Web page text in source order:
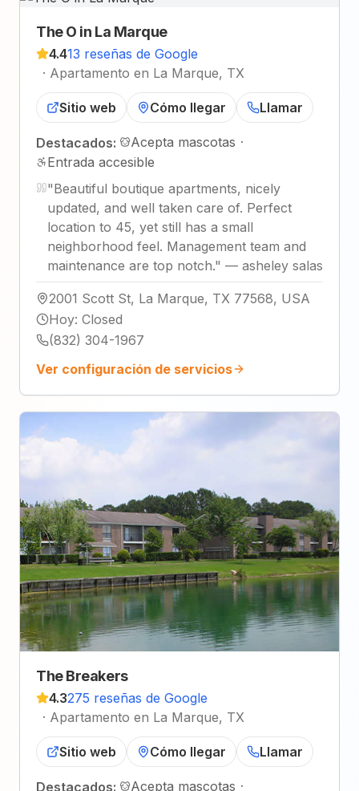
The O in La Marque
4.413 reseñas de Google
· Apartamento en La Marque, TX
Sitio web Cómo llegar Llamar
Destacados: Acepta mascotas ·
Entrada accesible
"Beautiful boutique apartments, nicely
updated, and well taken care of. Perfect
location to 45, yet still has a small
neighborhood feel. Management team and
maintenance are top notch." — asheley salas
2001 Scott St, La Marque, TX 77568, USA
Hoy: Closed
(832) 304-1967
Ver configuración de servicios
The Breakers
4.3275 reseñas de Google
· Apartamento en La Marque, TX
Sitio web Cómo llegar Llamar
Destacados: Acepta mascotas ·